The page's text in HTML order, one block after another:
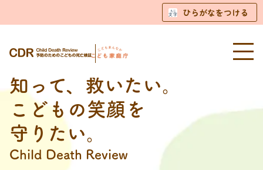
ひらがなをつける
知って、救いたい。
こどもの笑顔を
守りたい。
Child Death Review